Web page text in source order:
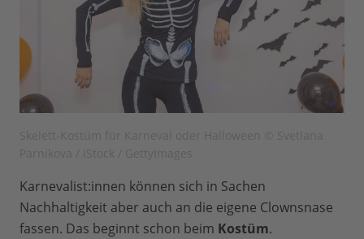
Karnevalist:innen können sich in Sachen
Nachhaltigkeit aber auch an die eigene Clownsnase
fassen. Das beginnt schon beim Kostüm.